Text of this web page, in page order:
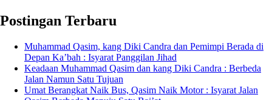
Postingan Terbaru
Muhammad Qasim, kang Diki Candra dan Pemimpi Berada di
Depan Ka’bah : Isyarat Panggilan Jihad
Keadaan Muhammad Qasim dan kang Diki Candra : Berbeda
Jalan Namun Satu Tujuan
Umat Berangkat Naik Bus, Qasim Naik Motor : Isyarat Jalan